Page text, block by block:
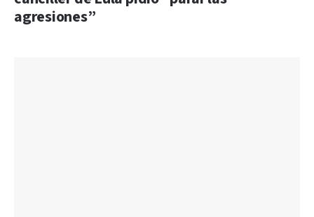
agresiones”